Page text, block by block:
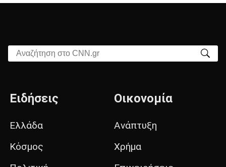
Αναζήτηση στο CNN.gr
Ειδήσεις
Ελλάδα
Κόσμος
Οικονομία
Ανάπτυξη
Χρήμα